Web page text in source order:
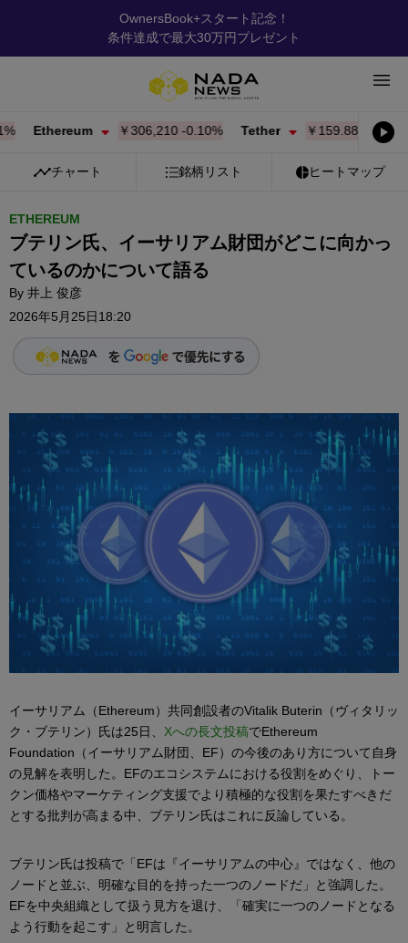
OwnersBook+スタート記念！
条件達成で最大30万円プレゼント
Ethereum ￥306,210-0.10% Tether ￥159.88-0.01%
チャート 銘柄リスト ヒートマップ
ETHEREUM
ブテリン氏、イーサリアム財団がどこに向かっ
ているのかについて語る
By 井上 俊彦
2026年5月25日18:20
イーサリアム（Ethereum）共同創設者のVitalik Buterin（ヴィタリッ
ク・ブテリン）氏は25日、 Xへの長文投稿でEthereum
Foundation（イーサリアム財団、EF）の今後のあり方について自身
の見解を表明した。EFのエコシステムにおける役割をめぐり、トー
クン価格やマーケティング支援でより積極的な役割を果たすべきだ
とする批判が高まる中、ブテリン氏はこれに反論している。
ブテリン氏は投稿で「EFは『イーサリアムの中心』ではなく、他の
ノードと並ぶ、明確な目的を持った一つのノードだ」と強調した。
EFを中央組織として扱う見方を退け、「確実に一つのノードとなる
よう行動を起こす」と明言した。